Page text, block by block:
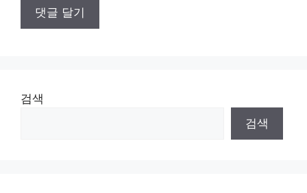
검색
검색